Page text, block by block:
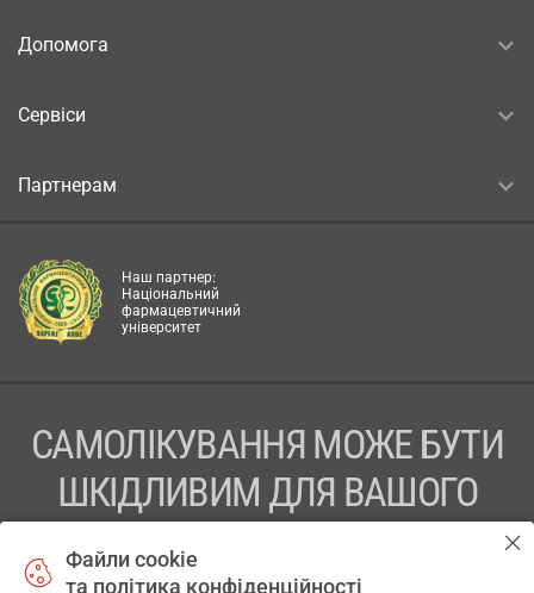
Допомога
Сервіси
Партнерам
Наш партнер:
Національний
фармацевтичний
університет
САМОЛІКУВАННЯ МОЖЕ БУТИ
ШКІДЛИВИМ ДЛЯ ВАШОГО
Файли cookie
та політика конфіденційності